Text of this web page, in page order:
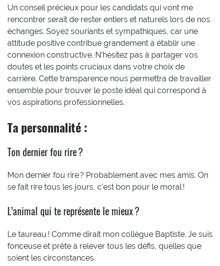
Un conseil précieux pour les candidats qui vont me
rencontrer serait de rester entiers et naturels lors de nos
échanges. Soyez souriants et sympathiques, car une
attitude positive contribue grandement à établir une
connexion constructive. N’hésitez pas à partager vos
doutes et les points cruciaux dans votre choix de
carrière. Cette transparence nous permettra de travailler
ensemble pour trouver le poste idéal qui correspond à
vos aspirations professionnelles.
Ta personnalité :
Ton dernier fou rire ?
Mon dernier fou rire ? Probablement avec mes amis. On
se fait rire tous les jours, c’est bon pour le moral !
L’animal qui te représente le mieux ?
Le taureau ! Comme dirait mon collègue Baptiste. Je suis
fonceuse et prête à relever tous les défis, quelles que
soient les circonstances.